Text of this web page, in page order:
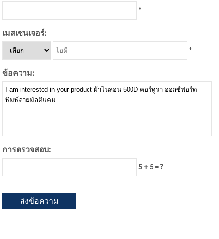
*
เมสเซนเจอร์:
*
ข้อความ:
การตรวจสอบ:
5 + 5 = ?